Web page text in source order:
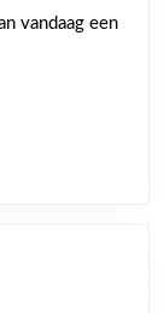
vandaag een